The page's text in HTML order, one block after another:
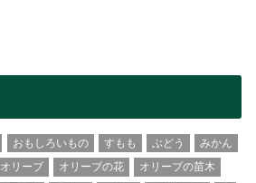
おもしろいもの すもも ぶどう
みかん
オリーブ オリーブの花
オリーブの苗木